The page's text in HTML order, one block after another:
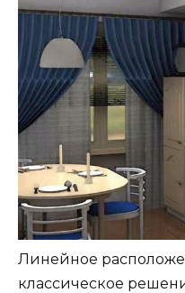
Линейное
классическое